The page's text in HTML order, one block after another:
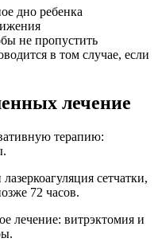
дно ребенка
не пропустить
в том случае, если
лечение
терапию:
сетчатки,
72 часов.
лечение: витрэктомия и